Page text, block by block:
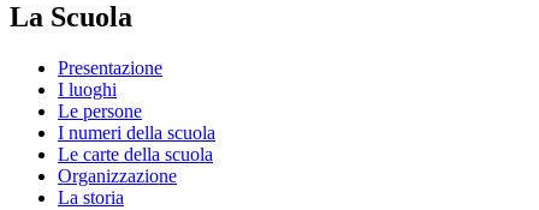
La Scuola
Presentazione
I luoghi
Le persone
I numeri della scuola
Le carte della scuola
Organizzazione
La storia